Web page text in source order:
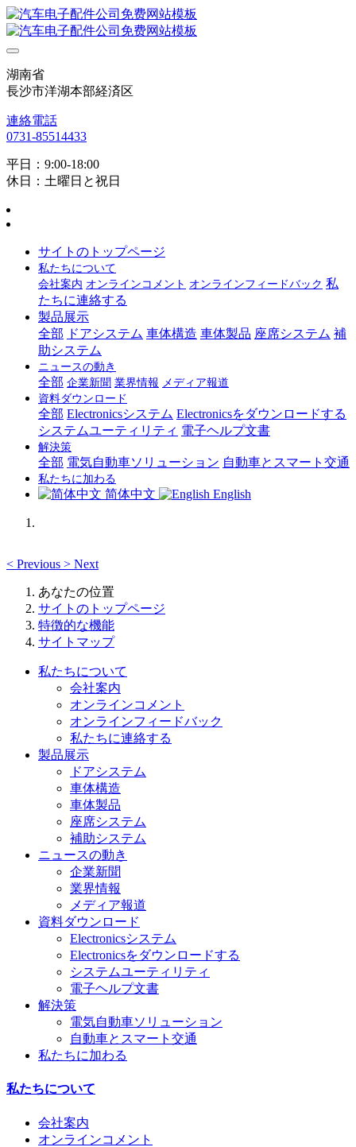
湖南省
長沙市洋湖本部経済区
連絡電話
0731-85514433
平日：9:00-18:00
休日：土曜日と祝日
サイトのトップページ
私たちについて
会社案内 オンラインコメント オンラインフィードバック 私
たちに連絡する
製品展示
全部 ドアシステム 車体構造 車体製品 座席システム 補
助システム
ニュースの動き
全部 企業新聞 業界情報 メディア報道
資料ダウンロード
全部 Electronicsシステム Electronicsをダウンロードする
システムユーティリティ 電子ヘルプ文書
解決策
全部 電気自動車ソリューション 自動車とスマート交通
私たちに加わる
简体中文 English
< Previous > Next
あなたの位置
サイトのトップページ
特徴的な機能
サイトマップ
私たちについて
会社案内
オンラインコメント
オンラインフィードバック
私たちに連絡する
製品展示
ドアシステム
車体構造
車体製品
座席システム
補助システム
ニュースの動き
企業新聞
業界情報
メディア報道
資料ダウンロード
Electronicsシステム
Electronicsをダウンロードする
システムユーティリティ
電子ヘルプ文書
解決策
電気自動車ソリューション
自動車とスマート交通
私たちに加わる
私たちについて
会社案内
オンラインコメント